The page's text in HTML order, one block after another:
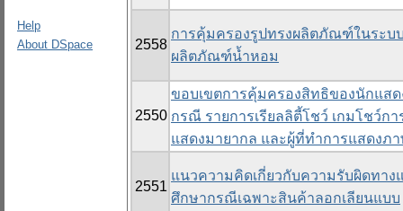
Help
About DSpace
2558
การคุ้มครองรูปทรงผลิตภัณฑ์ในระ
ผลิตภัณฑ์น้ำหอม
2550
ขอบเขตการคุ้มครองสิทธิของนักแส
กรณี รายการเรียลลิตี้โชว์ เกมโชว์ก
แสดงมายากล และผู้ที่ทำการแสดงภ
2551
แนวความคิดเกี่ยวกับความรับผิดทา
ศึกษากรณีเฉพาะสินค้าลอกเลียนแบบ